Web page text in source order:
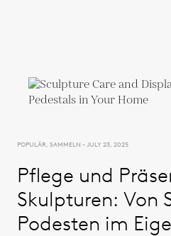
POPULÄR, SAMMELN - JULY 23, 2025
Pflege und
Skulpturen: Von
Podesten im